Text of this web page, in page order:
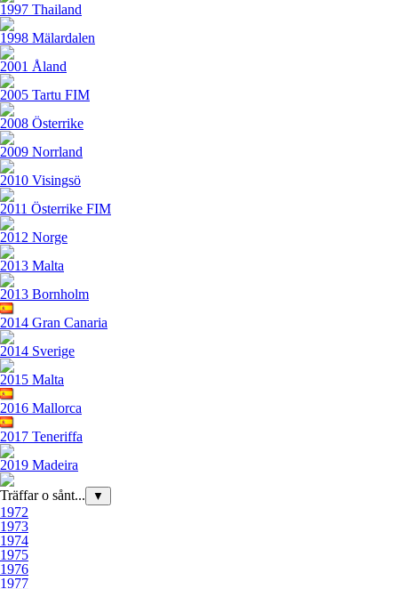
1997 Thailand
1998 Mälardalen
2001 Åland
2005 Tartu FIM
2008 Österrike
2009 Norrland
2010 Visingsö
2011 Österrike FIM
2012 Norge
2013 Malta
2013 Bornholm
2014 Gran Canaria
2014 Sverige
2015 Malta
2016 Mallorca
2017 Teneriffa
2019 Madeira
Träffar o sånt...
▼
1972
1973
1974
1975
1976
1977